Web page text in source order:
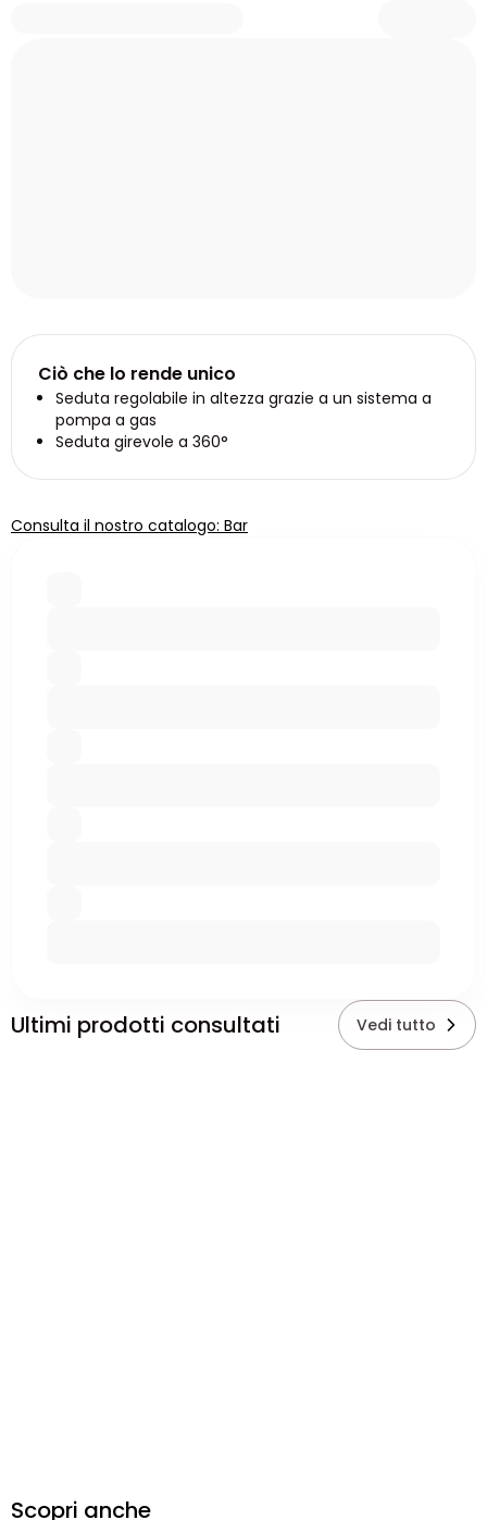
Ciò che lo rende unico
Seduta regolabile in altezza grazie a un sistema a
pompa a gas
Seduta girevole a 360°
Consulta il nostro catalogo: Bar
Ultimi prodotti consultati Vedi tutto
Scopri anche